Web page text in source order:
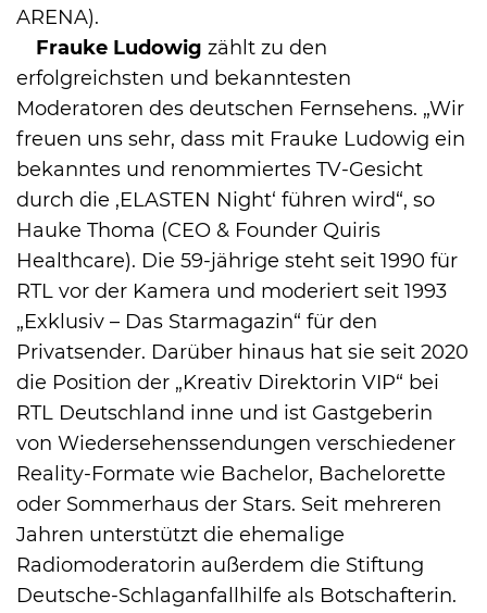
ARENA).
Frauke Ludowig zählt zu den
erfolgreichsten und bekanntesten
Moderatoren des deutschen Fernsehens. „Wir
freuen uns sehr, dass mit Frauke Ludowig ein
bekanntes und renommiertes TV-Gesicht
durch die ,ELASTEN Night‘ führen wird“, so
Hauke Thoma (CEO & Founder Quiris
Healthcare). Die 59-jährige steht seit 1990 für
RTL vor der Kamera und moderiert seit 1993
„Exklusiv – Das Starmagazin“ für den
Privatsender. Darüber hinaus hat sie seit 2020
die Position der „Kreativ Direktorin VIP“ bei
RTL Deutschland inne und ist Gastgeberin
von Wiedersehenssendungen verschiedener
Reality-Formate wie Bachelor, Bachelorette
oder Sommerhaus der Stars. Seit mehreren
Jahren unterstützt die ehemalige
Radiomoderatorin außerdem die Stiftung
Deutsche-Schlaganfallhilfe als Botschafterin.